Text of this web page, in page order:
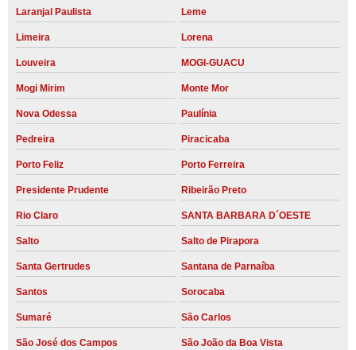
Laranjal Paulista Leme
Limeira Lorena
Louveira MOGI-GUACU
Mogi Mirim Monte Mor
Nova Odessa Paulínia
Pedreira Piracicaba
Porto Feliz Porto Ferreira
Presidente Prudente Ribeirão Preto
Rio Claro SANTA BARBARA D´OESTE
Salto Salto de Pirapora
Santa Gertrudes Santana de Parnaíba
Santos Sorocaba
Sumaré São Carlos
São José dos Campos São João da Boa Vista